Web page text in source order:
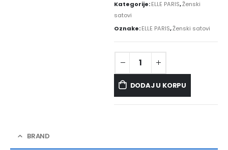
Kategorije:ELLE PARIS,Ženski
satovi
Oznake:ELLE PARIS,Ženski satovi
DODAJ U KORPU
BRAND